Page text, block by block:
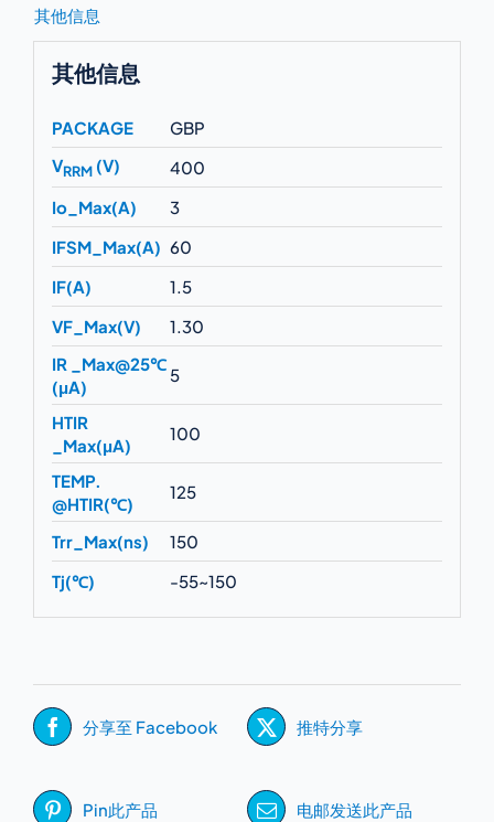
其他信息
其他信息
PACKAGE
GBP
VRRM(V)
400
Io_Max(A)
3
IFSM_Max(A) 60
IF(A)
1.5
VF_Max(V)
1.30
IR _Max@25℃
(μA)
5
HTIR
_Max(μA)
100
TEMP.
@HTIR(℃)
125
Trr_Max(ns)
150
Tj(℃)
-55~150
分享至 Facebook 推特分享
Pin此产品 电邮发送此产品